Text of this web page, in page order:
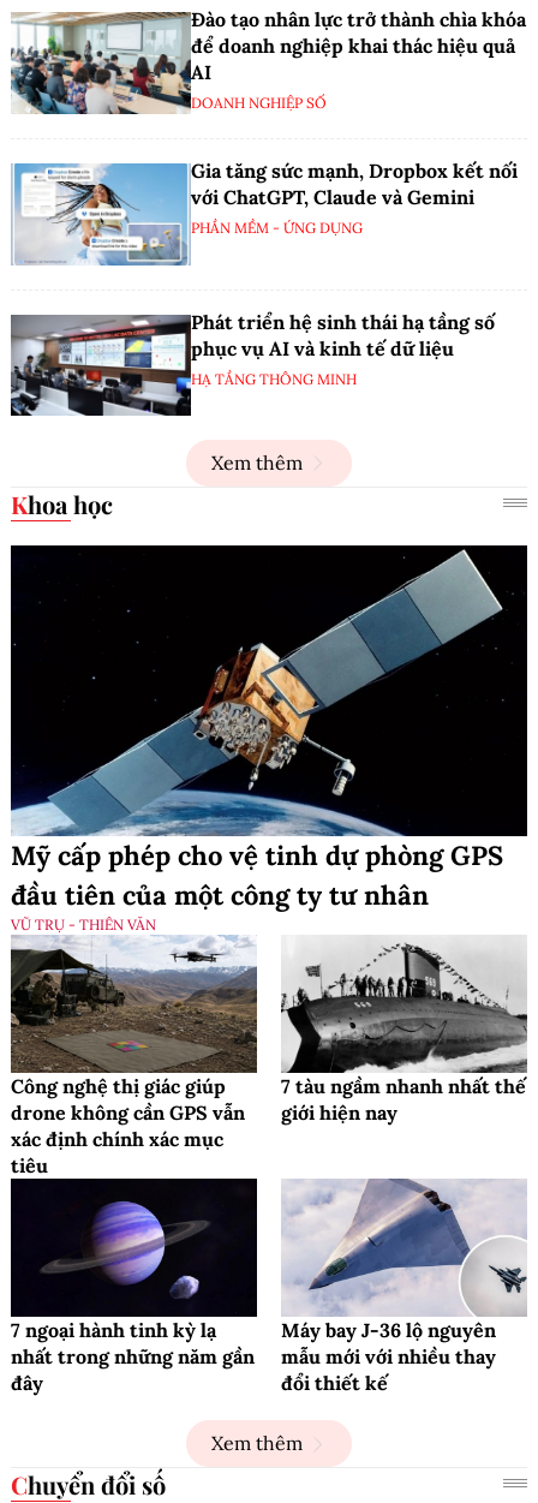
Đào tạo nhân lực trở thành chìa khóa
để doanh nghiệp khai thác hiệu quả
AI
DOANH NGHIỆP SỐ
Gia tăng sức mạnh, Dropbox kết nối
với ChatGPT, Claude và Gemini
PHẦN MỀM - ỨNG DỤNG
Phát triển hệ sinh thái hạ tầng số
phục vụ AI và kinh tế dữ liệu
HẠ TẦNG THÔNG MINH
Xem thêm
Khoa học
Mỹ cấp phép cho vệ tinh dự phòng GPS
đầu tiên của một công ty tư nhân
VŨ TRỤ - THIÊN VĂN
Công nghệ thị giác giúp
drone không cần GPS vẫn
xác định chính xác mục
tiêu
7 tàu ngầm nhanh nhất thế
giới hiện nay
7 ngoại hành tinh kỳ lạ
nhất trong những năm gần
đây
Máy bay J-36 lộ nguyên
mẫu mới với nhiều thay
đổi thiết kế
Xem thêm
Chuyển đổi số